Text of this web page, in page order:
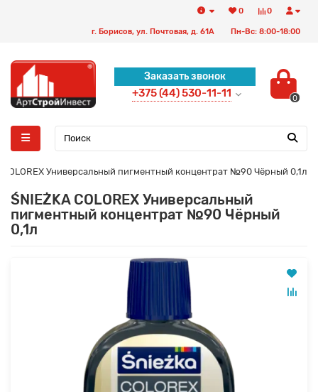
0
0
г. Борисов, ул. Почтовая, д. 61А Пн-Вс: 8:00-18:00
Заказать звонок
+375 (44) 530-11-11 0
COLOREX Универсальный пигментный концентрат №90 Чёрный 0,1л
ŚNIEŻKA COLOREX Универсальный
пигментный концентрат №90 Чёрный
0,1л